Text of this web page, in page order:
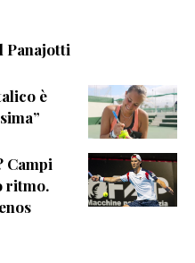
Panajotti
è
Campi
ritmo.